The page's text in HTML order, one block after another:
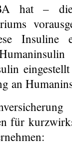
hat –
Insuline
an
für